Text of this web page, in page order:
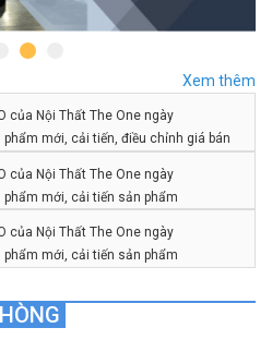
Xem thêm
của Nội Thất The One ngày
mới, cải tiến, điều chỉnh giá bán
của Nội Thất The One ngày
mới, cải tiến sản phẩm
của Nội Thất The One ngày
mới, cải tiến sản phẩm